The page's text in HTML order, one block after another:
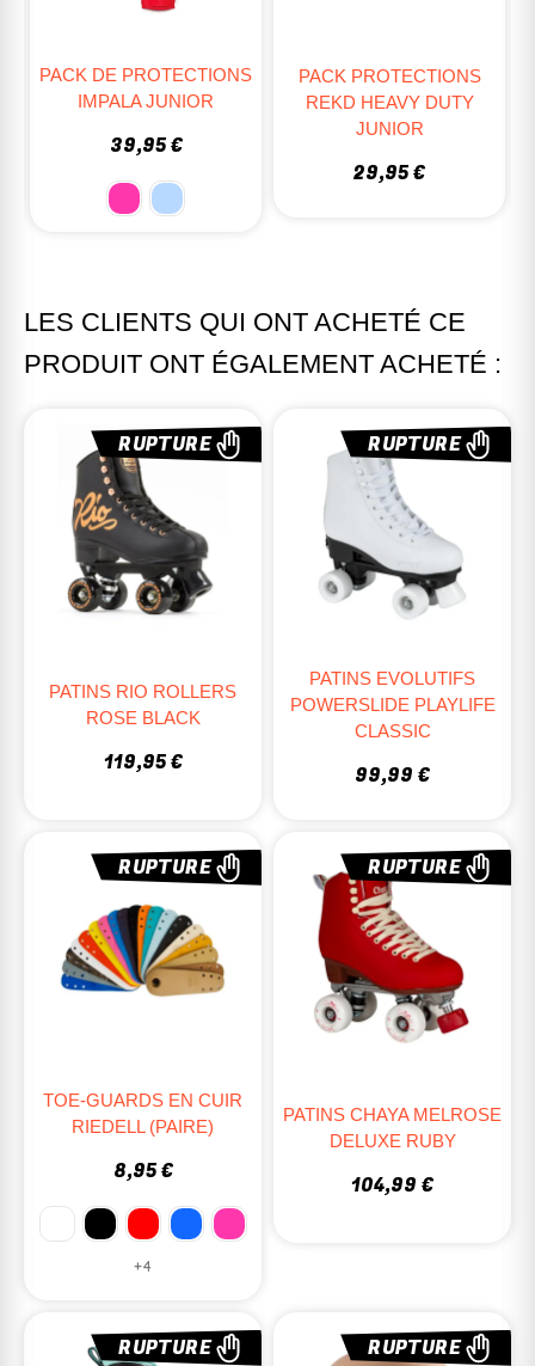
PACK DE PROTECTIONS
IMPALA JUNIOR
39,95 €
PACK PROTECTIONS
REKD HEAVY DUTY
JUNIOR
29,95 €
LES CLIENTS QUI ONT ACHETÉ CE
PRODUIT ONT ÉGALEMENT ACHETÉ :
RUPTURE
PATINS RIO ROLLERS
ROSE BLACK
119,95 €
RUPTURE
PATINS EVOLUTIFS
POWERSLIDE PLAYLIFE
CLASSIC
99,99 €
RUPTURE
TOE-GUARDS EN CUIR
RIEDELL (PAIRE)
8,95 €
+4
RUPTURE
PATINS CHAYA MELROSE
DELUXE RUBY
104,99 €
RUPTURE RUPTURE